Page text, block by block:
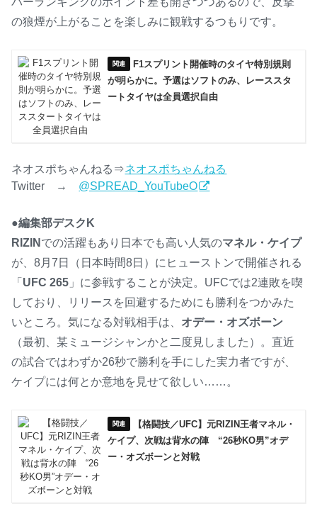
の狼煙が上がることを楽しみに観戦するつもりです。
F1スプリント開催時のタイヤ特別規則
が明らかに。予選はソフトのみ、レーススタ
ートタイヤは全員選択自由
ネオスポちゃんねる⇒ネオスポちゃんねる
Twitter → @SPREAD_YouTubeO
●編集部デスクK
RIZINでの活躍もあり日本でも高い人気のマネル・ケイプ
が、8月7日（日本時間8日）にヒューストンで開催される
「UFC 265 」に参戦することが決定。UFCでは2連敗を喫
しており、リリースを回避するためにも勝利をつかみた
いところ。気になる対戦相手は、 オデー・オズボーン
（最初、某ミュージシャンかと二度見しました）。直近
の試合ではわずか26秒で勝利を手にした実力者ですが、
ケイプには何とか意地を見せて欲しい……。
【格闘技／UFC】元RIZIN王者マネル・
ケイプ、次戦は背水の陣 “26秒KO男”オデ
ー・オズボーンと対戦